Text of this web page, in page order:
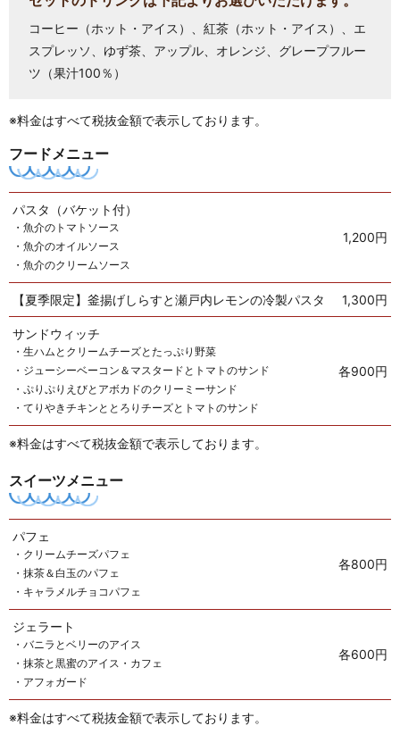
コーヒー（ホット・アイス）、紅茶（ホット・アイス）、エ
スプレッソ、ゆず茶、アップル、オレンジ、グレープフルー
ツ（果汁100％）
※料金はすべて税抜金額で表示しております。
フードメニュー
パスタ（バケット付）
・魚介のトマトソース
・魚介のオイルソース
・魚介のクリームソース
1,200円
【夏季限定】釜揚げしらすと瀬戸内レモンの冷製パスタ 1,300円
サンドウィッチ
・生ハムとクリームチーズとたっぷり野菜
・ジューシーベーコン＆マスタードとトマトのサンド
・ぷりぷりえびとアボカドのクリーミーサンド
・てりやきチキンととろりチーズとトマトのサンド
各900円
※料金はすべて税抜金額で表示しております。
スイーツメニュー
パフェ
・クリームチーズパフェ
・抹茶＆白玉のパフェ
・キャラメルチョコパフェ
各800円
ジェラート
・バニラとベリーのアイス
・抹茶と黒蜜のアイス・カフェ
・アフォガード
各600円
※料金はすべて税抜金額で表示しております。